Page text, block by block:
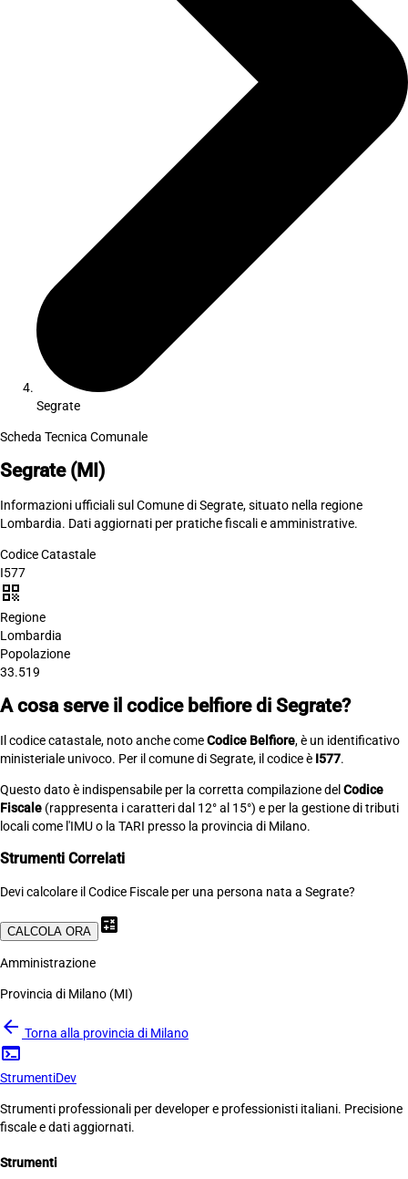
Segrate
Scheda Tecnica Comunale
Segrate (MI)
Informazioni ufficiali sul Comune di Segrate, situato nella regione
Lombardia. Dati aggiornati per pratiche fiscali e amministrative.
Codice Catastale
I577
qr_code
Regione
Lombardia
Popolazione
33.519
A cosa serve il codice belfiore di Segrate?
Il codice catastale, noto anche comeCodice Belfiore, è un identificativo
ministeriale univoco. Per il comune di Segrate, il codice è I577.
Questo dato è indispensabile per la corretta compilazione del Codice
Fiscale (rappresenta i caratteri dal 12° al 15°) e per la gestione di tributi
locali come l'IMU o la TARI presso la provincia di Milano.
Strumenti Correlati
Devi calcolare il Codice Fiscale per una persona nata a Segrate?
CALCOLA ORA calculate
Amministrazione
Provincia di Milano (MI)
arrow_back Torna alla provincia di Milano
terminal
StrumentiDev
Strumenti professionali per developer e professionisti italiani. Precisione
fiscale e dati aggiornati.
Strumenti